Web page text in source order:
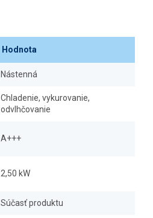
Hodnota
Nástenná
Chladenie, vykurovanie,
odvlhčovanie
A+++
2,50 kW
Súčasť produktu